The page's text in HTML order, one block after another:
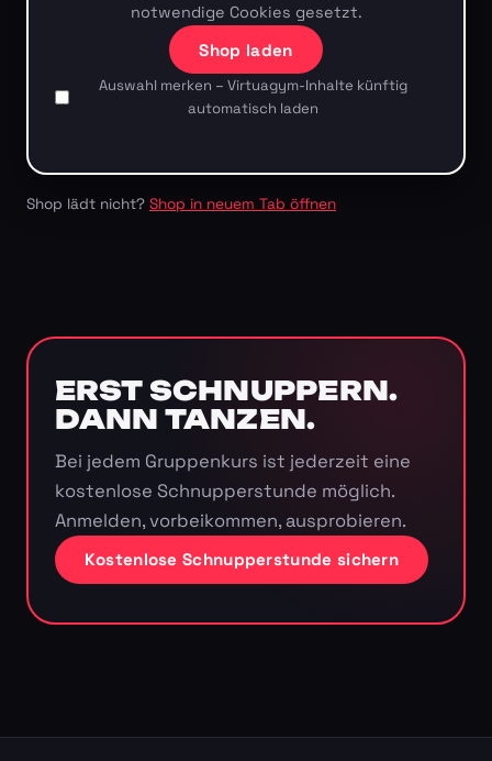
notwendige Cookies gesetzt.
Shop laden
Auswahl merken – Virtuagym-Inhalte künftig
automatisch laden
Shop lädt nicht? Shop in neuem Tab öffnen
ERST SCHNUPPERN.
DANN TANZEN.
Bei jedem Gruppenkurs ist jederzeit eine
kostenlose Schnupperstunde möglich.
Anmelden, vorbeikommen, ausprobieren.
Kostenlose Schnupperstunde sichern